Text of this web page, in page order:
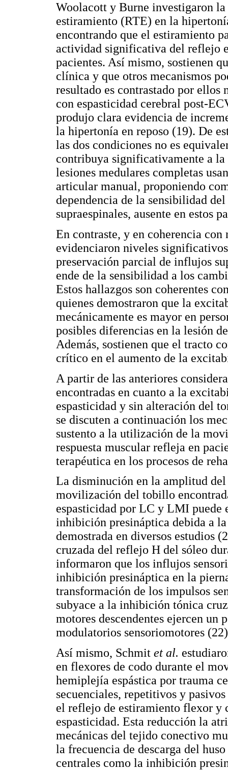
Woolacott y Burne investigaron
estiramiento (RTE) en la
encontrando que el estiramiento
actividad significativa del reflejo
pacientes. Así mismo, sostienen
clínica y que otros mecanismos
resultado es contrastado por ellos
con espasticidad cerebral post-
produjo clara evidencia de
la hipertonía en reposo (19). De
las dos condiciones no es
contribuya significativamente a
lesiones medulares completas
articular manual, proponiendo
dependencia de la sensibilidad
supraespinales, ausente en estos
En contraste, y en coherencia
evidenciaron niveles
preservación parcial de influjos
ende de la sensibilidad a los
Estos hallazgos son coherentes
quienes demostraron que la
mecánicamente es mayor en
posibles diferencias en la lesión
Además, sostienen que el tracto
crítico en el aumento de la
A partir de las anteriores
encontradas en cuanto a la
espasticidad y sin alteración del
se discuten a continuación los
sustento a la utilización de la
respuesta muscular refleja en
terapéutica en los procesos de
La disminución en la amplitud
movilización del tobillo
espasticidad por LC y LMI puede
inhibición presináptica debida a
demostrada en diversos estudios
cruzada del reflejo H del sóleo
informaron que los influjos
inhibición presináptica en la
transformación de los impulsos
subyace a la inhibición tónica
motores descendentes ejercen un
modulatorios sensoriomotores
Así mismo, Schmit et al.
en flexores de codo durante el
hemiplejía espástica por trauma
secuenciales, repetitivos y
el reflejo de estiramiento flexor y
espasticidad. Esta reducción la
mecánicas del tejido conectivo
la frecuencia de descarga del
centrales como la inhibición